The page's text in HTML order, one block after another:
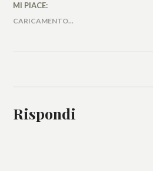
MI PIACE:
CARICAMENTO...
Rispondi